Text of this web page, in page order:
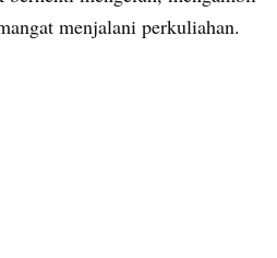
menjalani perkuliahan.